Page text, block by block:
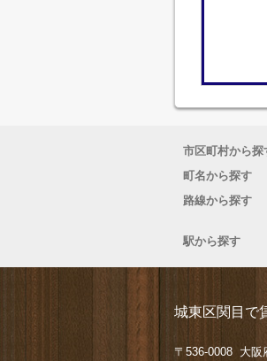
市区町村から探
町名から探す
路線から探す
駅から探す
城東区関目で
〒536-0008 大阪